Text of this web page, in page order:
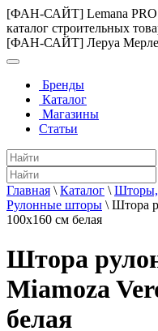
[ФАН-САЙТ] Lemana PRO
каталог строительных
[ФАН-САЙТ] Леруа
Бренды
Каталог
Магазины
Статьи
Главная \ Каталог \ Шторы,
Рулонные шторы \ Штора
100x160 см белая
Штора
Miamoza
белая